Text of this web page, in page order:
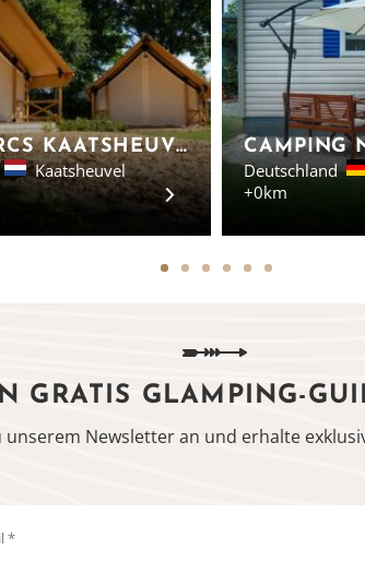
EUROPARCS KAATSHEUVEL - SAFARI-ZELTE IN NORD-BRABANT
Kaatsheuvel
Deutschland
+0km
GRATIS GLAMPING-
unserem Newsletter an und erhalte